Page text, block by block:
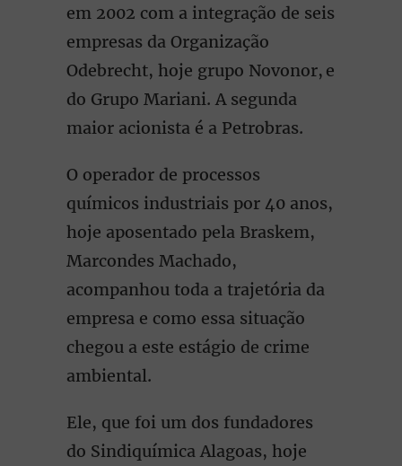
em 2002 com a integração de seis
empresas da Organização
Odebrecht, hoje grupo Novonor, e
do Grupo Mariani. A segunda
maior acionista é a Petrobras.
O operador de processos
químicos industriais por 40 anos,
hoje aposentado pela Braskem,
Marcondes Machado,
acompanhou toda a trajetória da
empresa e como essa situação
chegou a este estágio de crime
ambiental.
Ele, que foi um dos fundadores
do Sindiquímica Alagoas, hoje